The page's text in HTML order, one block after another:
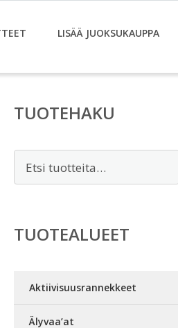
LISÄÄ JUOKSUKAUPPA
TUOTEHAKU
TUOTEALUEET
Aktiivisuusrannekkeet
Älyvaa’at